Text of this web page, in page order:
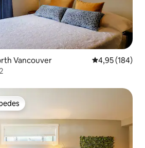
Vancouver 4,95 de uma
4,95 (184)
dos hóspedes